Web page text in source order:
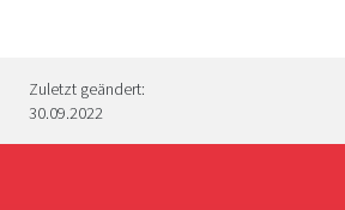
Zuletzt geändert:
30.09.2022